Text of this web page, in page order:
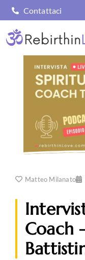
Contattaci
Matteo Milanato
Coach